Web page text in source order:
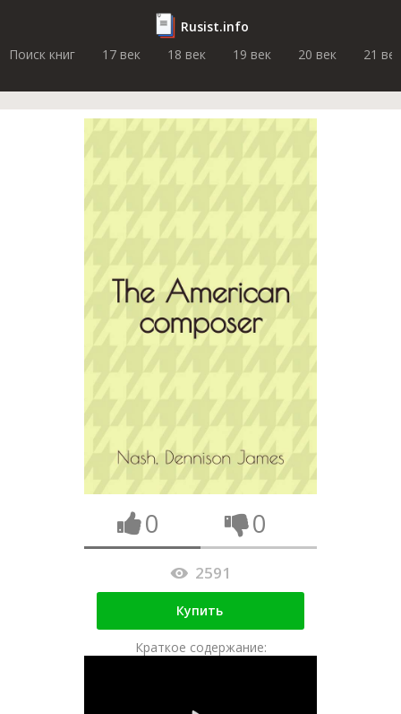
Rusist.info
Поиск книг
17 век 18 век 19 век 20 век 21 век
0 0
2591
Купить
Краткое содержание: